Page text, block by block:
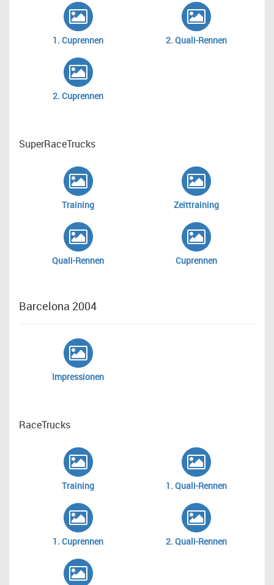
1. Cuprennen 2. Quali-Rennen
2. Cuprennen
SuperRaceTrucks
Training Zeittraining
Quali-Rennen Cuprennen
Barcelona 2004
Impressionen
RaceTrucks
Training 1. Quali-Rennen
1. Cuprennen 2. Quali-Rennen